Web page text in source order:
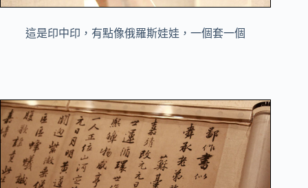
這是印中印，有點像俄羅斯娃娃，一個套一個